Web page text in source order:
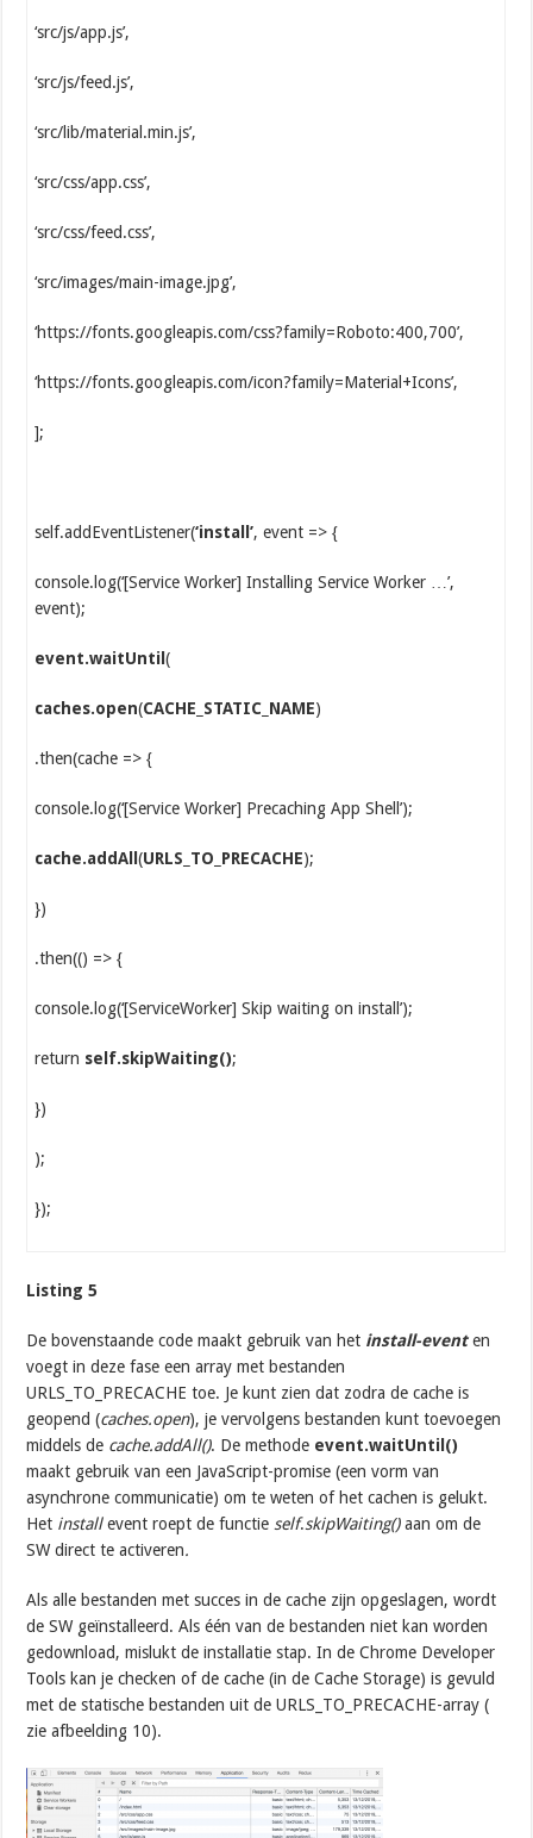
‘src/js/app.js’,
‘src/js/feed.js’,
‘src/lib/material.min.js’,
‘src/css/app.css’,
‘src/css/feed.css’,
‘src/images/main-image.jpg’,
‘https://fonts.googleapis.com/css?family=Roboto:400,700’,
‘https://fonts.googleapis.com/icon?family=Material+Icons’,
];
self.addEventListener(‘install’, event => {
console.log(‘[Service Worker] Installing Service Worker …’,
event);
event.waitUntil (
caches.open(CACHE_STATIC_NAME)
.then(cache => {
console.log(‘[Service Worker] Precaching App Shell’);
cache.addAll (URLS_TO_PRECACHE);
})
.then(() => {
console.log(‘[ServiceWorker] Skip waiting on install’);
return self.skipWaiting();
})
);
});
Listing 5
De bovenstaande code maakt gebruik van het install-eventen
voegt in deze fase een array met bestanden
URLS_TO_PRECACHE toe. Je kunt zien dat zodra de cache is
geopend (caches.open), je vervolgens bestanden kunt toevoegen
middels de cache.addAll(). De methode event.waitUntil()
maakt gebruik van een JavaScript-promise (een vorm van
asynchrone communicatie) om te weten of het cachen is gelukt.
Het installevent roept de functie self.skipWaiting()aan om de
SW direct te activeren.
Als alle bestanden met succes in de cache zijn opgeslagen, wordt
de SW geïnstalleerd. Als één van de bestanden niet kan worden
gedownload, mislukt de installatie stap. In de Chrome Developer
Tools kan je checken of de cache (in de Cache Storage) is gevuld
met de statische bestanden uit de URLS_TO_PRECACHE-array (
zie afbeelding 10).